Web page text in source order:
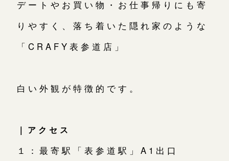
デートやお買い物・お仕事帰りにも寄
りやすく、落ち着いた隠れ家のような
「CRAFY表参道店」
白い外観が特徴的です。
｜アクセス
１：最寄駅「表参道駅」A1出口